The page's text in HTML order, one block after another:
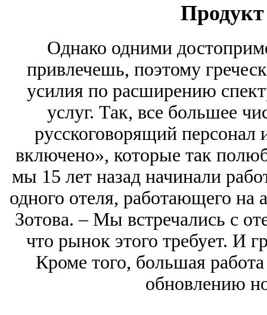
Однако одними
привлечешь, поэтому
усилия по расширению
услуг. Так, все большее
русскоговорящий
включено», которые так
мы 15 лет назад начинали
одного отеля, работающего на
Зотова. – Мы встречались с
что рынок этого требует. И
Кроме того, большая
обновлению